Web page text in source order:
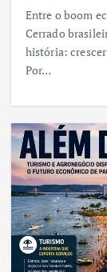
Entre o boom
Cerrado
história:
Por…